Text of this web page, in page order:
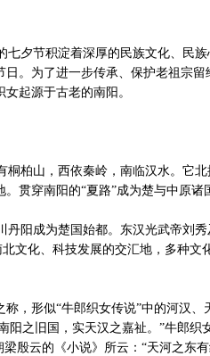
夕节积淀着深厚的民族文化、民
。为了进一步传承、保护老祖宗
起源于古老的南阳。
柏山，西依秦岭，南临汉水。它
贯穿南阳的“夏路”成为楚与中原诸
阳成为楚国始都。东汉光武帝刘
文化、科技发展的交汇地，多种文
，形似“牛郎织女传说”中的河汉、
阳之旧国，实天汉之嘉祉。”牛郎织
殷云的《小说》所云：“天河之东